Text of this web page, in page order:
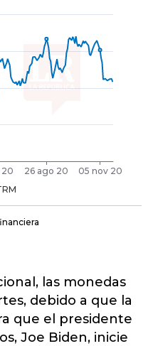
las monedas
debido a que la
que el presidente
Joe Biden, inicie